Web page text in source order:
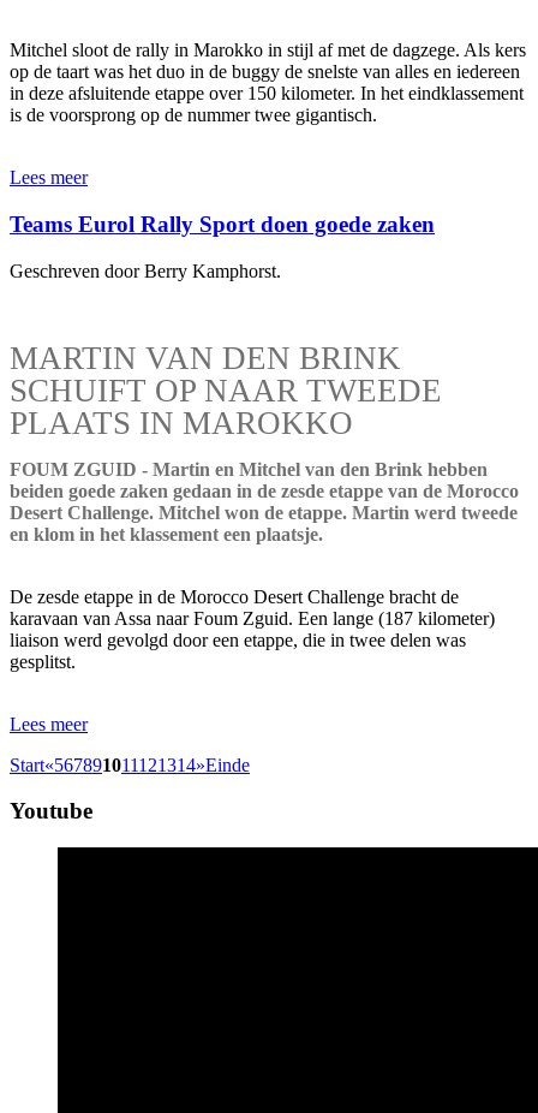
Mitchel sloot de rally in Marokko in stijl af met de dagzege. Als kers
op de taart was het duo in de buggy de snelste van alles en iedereen
in deze afsluitende etappe over 150 kilometer. In het eindklassement
is de voorsprong op de nummer twee gigantisch.
Lees meer
Teams Eurol Rally Sport doen goede zaken
Geschreven door Berry Kamphorst.
MARTIN VAN DEN BRINK
SCHUIFT OP NAAR TWEEDE
PLAATS IN MAROKKO
FOUM ZGUID - Martin en Mitchel van den Brink hebben
beiden goede zaken gedaan in de zesde etappe van de Morocco
Desert Challenge. Mitchel won de etappe. Martin werd tweede
en klom in het klassement een plaatsje.
De zesde etappe in de Morocco Desert Challenge bracht de
karavaan van Assa naar Foum Zguid. Een lange (187 kilometer)
liaison werd gevolgd door een etappe, die in twee delen was
gesplitst.
Lees meer
Start«567891011121314»Einde
Youtube